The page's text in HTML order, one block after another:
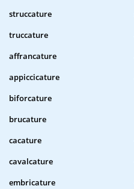
struccature
truccature
affrancature
appiccicature
biforcature
brucature
cacature
cavalcature
embricature